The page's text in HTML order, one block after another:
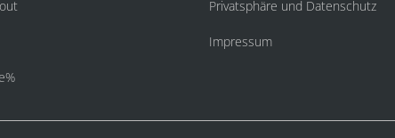
Privatsphäre und Datenschutz
Impressum